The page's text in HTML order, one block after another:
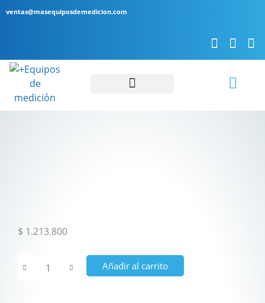
ventas@masequiposdemedicion.com
$ 1.213.800
Añadir al carrito